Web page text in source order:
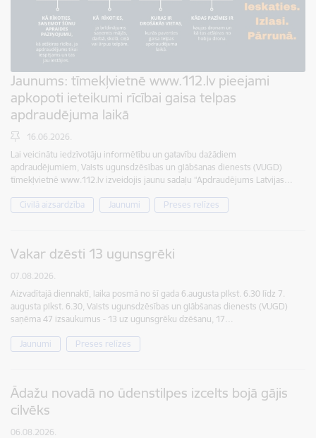
Jaunums: tīmekļvietnē www.112.lv pieejami
apkopoti ieteikumi rīcībai gaisa telpas
apdraudējuma laikā
16.06.2026.
Lai veicinātu iedzīvotāju informētību un gatavību dažādiem
apdraudējumiem, Valsts ugunsdzēsības un glābšanas dienests (VUGD)
tīmekļvietnē www.112.lv izveidojis jaunu sadaļu “Apdraudējums Latvijas…
Civilā aizsardzība Jaunumi Preses relīzes
Vakar dzēsti 13 ugunsgrēki
07.08.2026.
Aizvadītajā diennaktī, laika posmā no šī gada 6.augusta plkst. 6.30 līdz 7.
augusta plkst. 6.30, Valsts ugunsdzēsības un glābšanas dienests (VUGD)
saņēma 47 izsaukumus - 13 uz ugunsgrēku dzēšanu, 17…
Jaunumi Preses relīzes
Ādažu novadā no ūdenstilpes izcelts bojā gājis
cilvēks
06.08.2026.